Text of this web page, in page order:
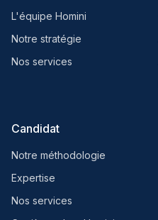
L'équipe Homini
Notre stratégie
Nos services
Candidat
Notre méthodologie
Expertise
Nos services